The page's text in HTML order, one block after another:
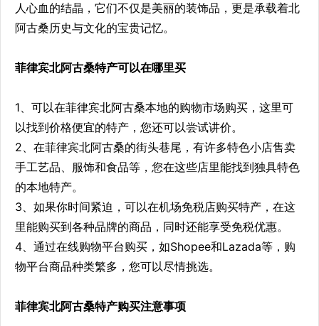
人心血的结晶，它们不仅是美丽的装饰品，更是承载着北
阿古桑历史与文化的宝贵记忆。
菲律宾北阿古桑特产可以在哪里买
1、可以在菲律宾北阿古桑本地的购物市场购买，这里可
以找到价格便宜的特产，您还可以尝试讲价。
2、在菲律宾北阿古桑的街头巷尾，有许多特色小店售卖
手工艺品、服饰和食品等，您在这些店里能找到独具特色
的本地特产。
3、如果你时间紧迫，可以在机场免税店购买特产，在这
里能购买到各种品牌的商品，同时还能享受免税优惠。
4、通过在线购物平台购买，如Shopee和Lazada等，购
物平台商品种类繁多，您可以尽情挑选。
菲律宾北阿古桑特产购买注意事项